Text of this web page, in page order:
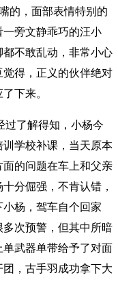
的，面部表情特别的
旁文静乖巧的汪小
不敢乱动，非常小心
得，正义的伙伴绝对
下来。
过了解得知，小杨今
学校补课，当天原本
的问题在车上和父亲
分倔强，不肯认错，
杨，驾车自个回家
次预警，但其中所暗
武器单带给予了对面
，古手羽成功拿下大